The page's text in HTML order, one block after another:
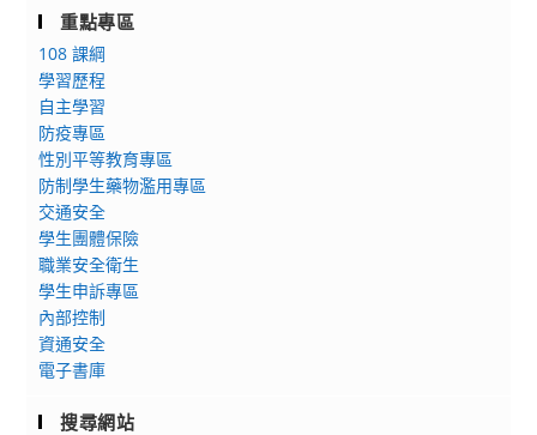
重點專區
108 課綱
學習歷程
自主學習
防疫專區
性別平等教育專區
防制學生藥物濫用專區
交通安全
學生團體保險
職業安全衛生
學生申訴專區
內部控制
資通安全
電子書庫
搜尋網站